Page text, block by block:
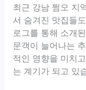
최근 강남 쩜오 지
서 숨겨진 맛집들
로그를 통해 소개
문객이 늘어나는
적인 영향을 미치
는 계기가 되고 있